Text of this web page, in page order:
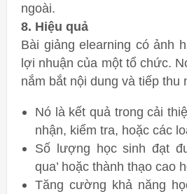
ngoài.
8. Hiệu quả
Bài giảng elearning có ảnh
lợi nhuận của một tổ chức.
nắm bắt nội dung và tiếp thu
Nó là kết quả trong cải
nhận, kiểm tra, hoặc các
Số lượng học sinh đạt
qua’ hoặc thành thạo cao
Tăng cường khả năng